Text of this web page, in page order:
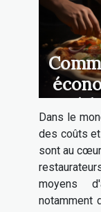
et
Dans le
des coûts
sont au
moyens
notamment